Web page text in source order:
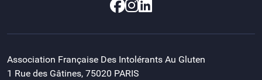
Association Française Des Intolérants Au Gluten
1 Rue des Gâtines, 75020 PARIS